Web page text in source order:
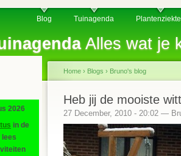
Alles wat je
Blog Tuinagenda
2026
in de
lees
Home › Blogs › Bruno's blog
Heb jij de mooiste
27 December, 2010 - 20:02 —